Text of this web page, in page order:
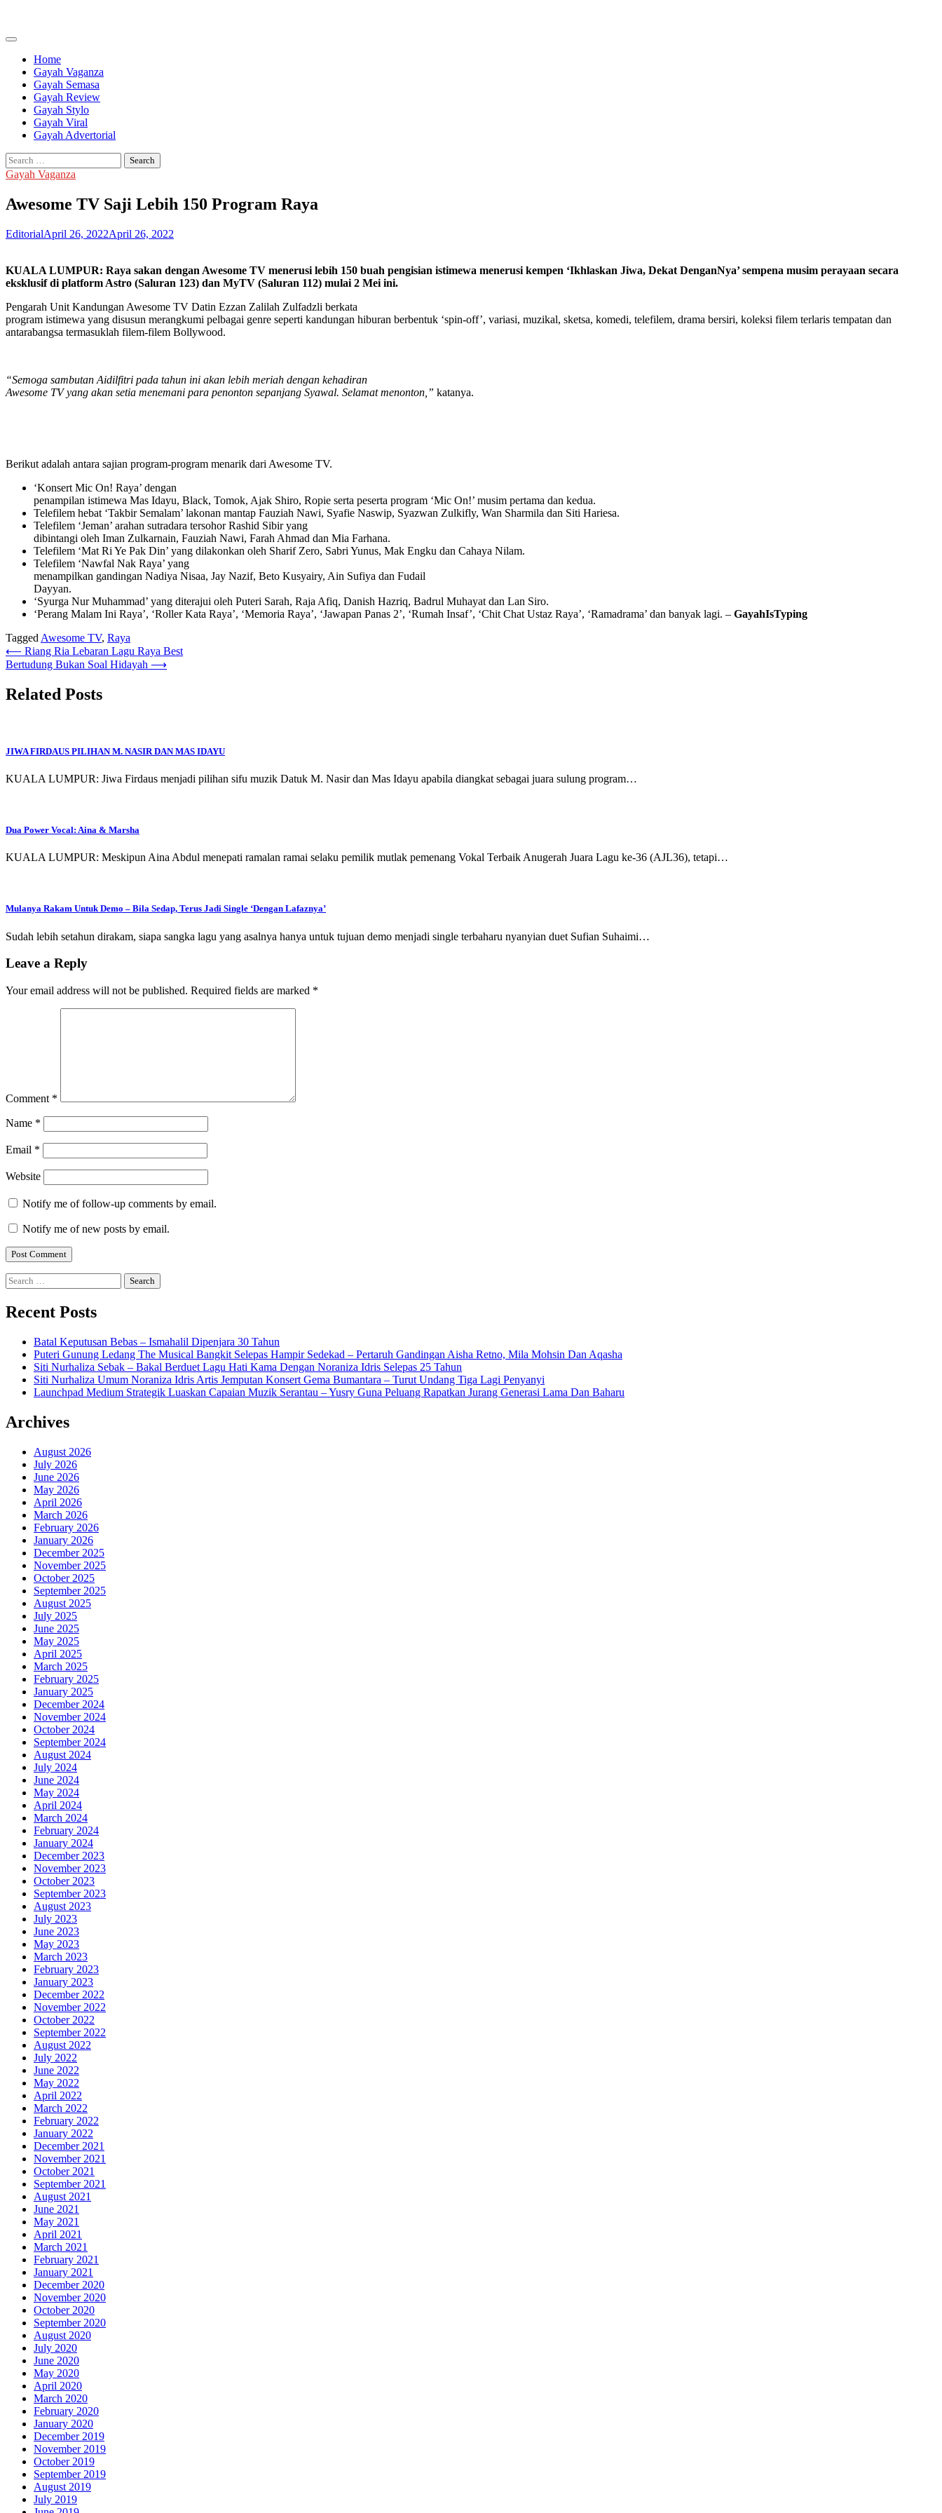
content
Home
Gayah Vaganza
Gayah Semasa
Gayah Review
Gayah Stylo
Gayah Viral
Gayah Advertorial
Search
for:
Gayah Vaganza
Awesome TV Saji Lebih 150 Program Raya
EditorialApril 26, 2022April 26, 2022
KUALA LUMPUR: Raya sakan dengan Awesome TV menerusi lebih 150 buah pengisian istimewa menerusi kempen ‘Ikhlaskan Jiwa, Dekat DenganNya’ sempena musim perayaan secara
eksklusif di platform Astro (Saluran 123) dan MyTV (Saluran 112) mulai 2 Mei ini.
Pengarah Unit Kandungan Awesome TV Datin Ezzan Zalilah Zulfadzli berkata
program istimewa yang disusun merangkumi pelbagai genre seperti kandungan hiburan berbentuk ‘spin-off’, variasi, muzikal, sketsa, komedi, telefilem, drama bersiri, koleksi filem terlaris tempatan dan
antarabangsa termasuklah filem-filem Bollywood.
“Semoga sambutan Aidilfitri pada tahun ini akan lebih meriah dengan kehadiran
Awesome TV yang akan setia menemani para penonton sepanjang Syawal. Selamat menonton,” katanya.
Berikut adalah antara sajian program-program menarik dari Awesome TV.
‘Konsert Mic On! Raya’ dengan
penampilan istimewa Mas Idayu, Black, Tomok, Ajak Shiro, Ropie serta peserta program ‘Mic On!’ musim pertama dan kedua.
Telefilem hebat ‘Takbir Semalam’ lakonan mantap Fauziah Nawi, Syafie Naswip, Syazwan Zulkifly, Wan Sharmila dan Siti Hariesa.
Telefilem ‘Jeman’ arahan sutradara tersohor Rashid Sibir yang
dibintangi oleh Iman Zulkarnain, Fauziah Nawi, Farah Ahmad dan Mia Farhana.
Telefilem ‘Mat Ri Ye Pak Din’ yang dilakonkan oleh Sharif Zero, Sabri Yunus, Mak Engku dan Cahaya Nilam.
Telefilem ‘Nawfal Nak Raya’ yang
menampilkan gandingan Nadiya Nisaa, Jay Nazif, Beto Kusyairy, Ain Sufiya dan Fudail
Dayyan.
‘Syurga Nur Muhammad’ yang diterajui oleh Puteri Sarah, Raja Afiq, Danish Hazriq, Badrul Muhayat dan Lan Siro.
‘Perang Malam Ini Raya’, ‘Roller Kata Raya’, ‘Memoria Raya’, ‘Jawapan Panas 2’, ‘Rumah Insaf’, ‘Chit Chat Ustaz Raya’, ‘Ramadrama’ dan banyak lagi. – GayahIsTyping
Tagged Awesome TV, Raya
Post
navigation
⟵ Riang Ria Lebaran Lagu Raya Best
Bertudung Bukan Soal Hidayah ⟶
Related Posts
JIWA FIRDAUS PILIHAN M. NASIR DAN MAS IDAYU
KUALA LUMPUR: Jiwa Firdaus menjadi pilihan sifu muzik Datuk M. Nasir dan Mas Idayu apabila diangkat sebagai juara sulung program…
Dua Power Vocal: Aina & Marsha
KUALA LUMPUR: Meskipun Aina Abdul menepati ramalan ramai selaku pemilik mutlak pemenang Vokal Terbaik Anugerah Juara Lagu ke-36 (AJL36), tetapi…
Mulanya Rakam Untuk Demo – Bila Sedap, Terus Jadi Single ‘Dengan Lafaznya’
Sudah lebih setahun dirakam, siapa sangka lagu yang asalnya hanya untuk tujuan demo menjadi single terbaharu nyanyian duet Sufian Suhaimi…
Leave a Reply
Your email address will not be published. Required fields are marked *
Comment *
Name *
Email *
Website
Notify me of follow-up comments by email.
Notify me of new posts by email.
Search
for:
Recent Posts
Batal Keputusan Bebas – Ismahalil Dipenjara 30 Tahun
Puteri Gunung Ledang The Musical Bangkit Selepas Hampir Sedekad – Pertaruh Gandingan Aisha Retno, Mila Mohsin Dan Aqasha
Siti Nurhaliza Sebak – Bakal Berduet Lagu Hati Kama Dengan Noraniza Idris Selepas 25 Tahun
Siti Nurhaliza Umum Noraniza Idris Artis Jemputan Konsert Gema Bumantara – Turut Undang Tiga Lagi Penyanyi
Launchpad Medium Strategik Luaskan Capaian Muzik Serantau – Yusry Guna Peluang Rapatkan Jurang Generasi Lama Dan Baharu
Archives
August 2026
July 2026
June 2026
May 2026
April 2026
March 2026
February 2026
January 2026
December 2025
November 2025
October 2025
September 2025
August 2025
July 2025
June 2025
May 2025
April 2025
March 2025
February 2025
January 2025
December 2024
November 2024
October 2024
September 2024
August 2024
July 2024
June 2024
May 2024
April 2024
March 2024
February 2024
January 2024
December 2023
November 2023
October 2023
September 2023
August 2023
July 2023
June 2023
May 2023
March 2023
February 2023
January 2023
December 2022
November 2022
October 2022
September 2022
August 2022
July 2022
June 2022
May 2022
April 2022
March 2022
February 2022
January 2022
December 2021
November 2021
October 2021
September 2021
August 2021
June 2021
May 2021
April 2021
March 2021
February 2021
January 2021
December 2020
November 2020
October 2020
September 2020
August 2020
July 2020
June 2020
May 2020
April 2020
March 2020
February 2020
January 2020
December 2019
November 2019
October 2019
September 2019
August 2019
July 2019